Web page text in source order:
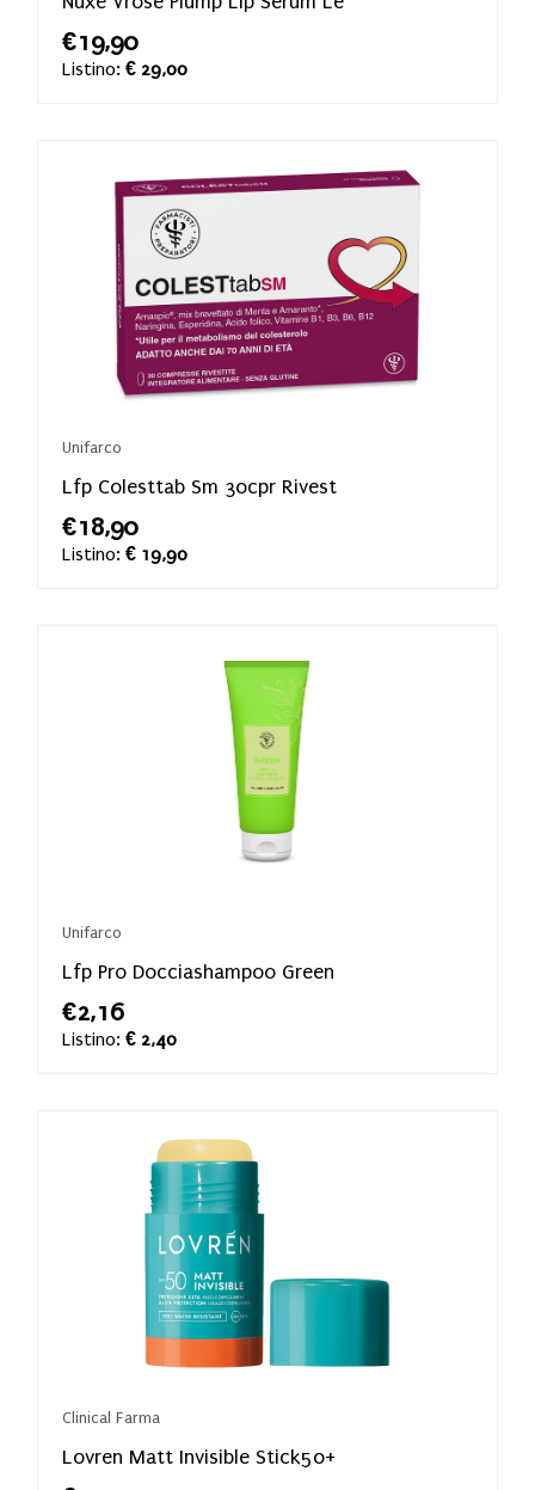
€19,90
Listino: € 29,00
Unifarco
Lfp Colesttab Sm 30cpr Rivest
€18,90
Listino: € 19,90
Unifarco
Lfp Pro Docciashampoo Green
€2,16
Listino: € 2,40
Clinical Farma
Lovren Matt Invisible Stick50+